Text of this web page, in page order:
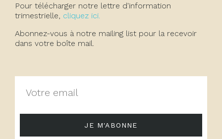
Pour télécharger notre lettre d'information
trimestrielle, cliquez ici.
Abonnez-vous à notre mailing list pour la recevoir
dans votre boîte mail.
JE M'ABONNE